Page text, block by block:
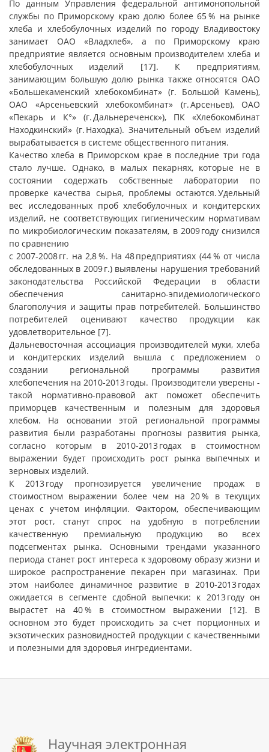
По данным Управления федеральной антимонопольной
службы по Приморскому краю долю более 65 % на рынке
хлеба и хлебобулочных изделий по городу Владивостоку
занимает ОАО «Владхлеб», а по Приморскому краю
предприятие является основным производителем хлеба и
хлебобулочных изделий [17]. К предприятиям,
занимающим большую долю рынка также относятся ОАО
«Большекаменский хлебокомбинат» (г. Большой Камень),
ОАО «Арсеньевский хлебокомбинат» (г. Арсеньев), ОАО
«Пекарь и К°» (г. Дальнереченск»), ПК «Хлебокомбинат
Находкинский» (г. Находка). Значительный объем изделий
вырабатывается в системе общественного питания.
Качество хлеба в Приморском крае в последние три года
стало лучше. Однако, в малых пекарнях, которые не в
состоянии содержать собственные лаборатории по
проверке качества сырья, проблемы остаются. Удельный
вес исследованных проб хлебобулочных и кондитерских
изделий, не соответствующих гигиеническим нормативам
по микробиологическим показателям, в 2009 году снизился
по сравнению
с 2007-2008 гг. на 2,8 %. На 48 предприятиях (44 % от числа
обследованных в 2009 г.) выявлены нарушения требований
законодательства Российской Федерации в области
обеспечения санитарно-эпидемиологического
благополучия и защиты прав потребителей. Большинство
потребителей оценивают качество продукции как
удовлетворительное [7].
Дальневосточная ассоциация производителей муки, хлеба
и кондитерских изделий вышла с предложением о
создании региональной программы развития
хлебопечения на 2010-2013 годы. Производители уверены -
такой нормативно-правовой акт поможет обеспечить
приморцев качественным и полезным для здоровья
хлебом. На основании этой региональной программы
развития были разработаны прогнозы развития рынка,
согласно которым в 2010-2013 годах в стоимостном
выражении будет происходить рост рынка выпечных и
зерновых изделий.
К 2013 году прогнозируется увеличение продаж в
стоимостном выражении более чем на 20 % в текущих
ценах с учетом инфляции. Фактором, обеспечивающим
этот рост, станут спрос на удобную в потреблении
качественную премиальную продукцию во всех
подсегментах рынка. Основными трендами указанного
периода станет рост интереса к здоровому образу жизни и
широкое распространение пекарен при магазинах. При
этом наиболее динамичное развитие в 2010-2013 годах
ожидается в сегменте сдобной выпечки: к 2013 году он
вырастет на 40 % в стоимостном выражении [12]. В
основном это будет происходить за счет порционных и
экзотических разновидностей продукции с качественными
и полезными для здоровья ингредиентами.
Научная электронная